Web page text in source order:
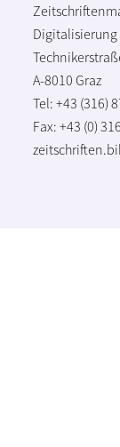
Digitalisierung
A-8010 Graz
Tel: +43 (316)
Fax: +43 (0)